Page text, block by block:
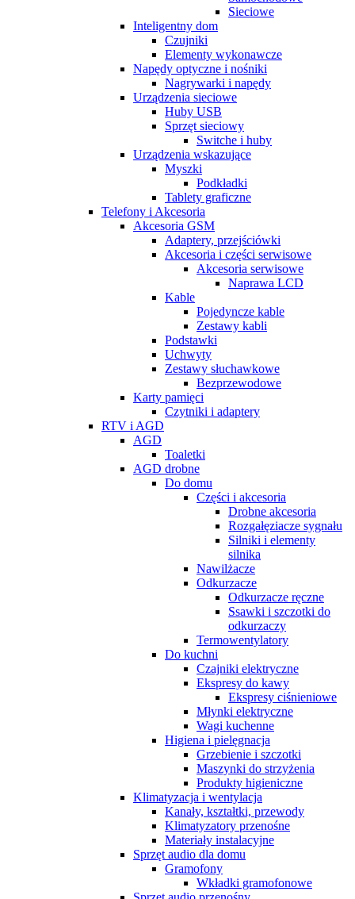
Sieciowe
Inteligentny dom
Czujniki
Elementy wykonawcze
Napędy optyczne i nośniki
Nagrywarki i napędy
Urządzenia sieciowe
Huby USB
Sprzęt sieciowy
Switche i huby
Urządzenia wskazujące
Myszki
Podkładki
Tablety graficzne
Telefony i Akcesoria
Akcesoria GSM
Adaptery, przejściówki
Akcesoria i części serwisowe
Akcesoria serwisowe
Naprawa LCD
Kable
Pojedyncze kable
Zestawy kabli
Podstawki
Uchwyty
Zestawy słuchawkowe
Bezprzewodowe
Karty pamięci
Czytniki i adaptery
RTV i AGD
AGD
Toaletki
AGD drobne
Do domu
Części i akcesoria
Drobne akcesoria
Rozgałęziacze sygnału
Silniki i elementy
silnika
Nawilżacze
Odkurzacze
Odkurzacze ręczne
Ssawki i szczotki do
odkurzaczy
Termowentylatory
Do kuchni
Czajniki elektryczne
Ekspresy do kawy
Ekspresy ciśnieniowe
Młynki elektryczne
Wagi kuchenne
Higiena i pielęgnacja
Grzebienie i szczotki
Maszynki do strzyżenia
Produkty higieniczne
Klimatyzacja i wentylacja
Kanały, kształtki, przewody
Klimatyzatory przenośne
Materiały instalacyjne
Sprzęt audio dla domu
Gramofony
Wkładki gramofonowe